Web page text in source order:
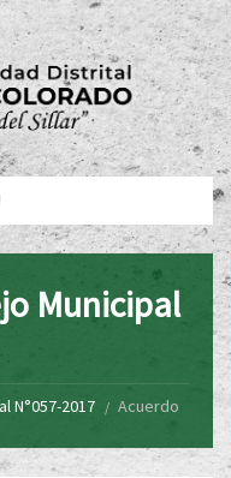
Municipal
N°057-2017
Acuerdo